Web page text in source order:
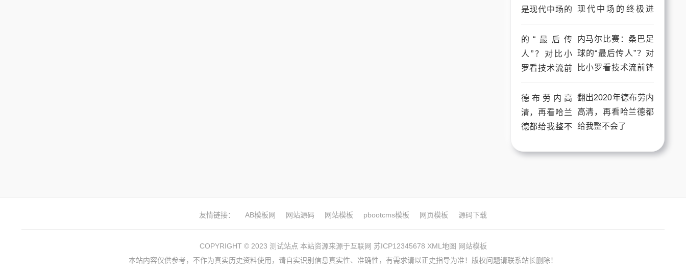
现代中场的终极进
内马尔比赛：桑巴足
球的“最后传人”？对
比小罗看技术流前锋
翻出2020年德布劳内
高清，再看哈兰德都
给我整不会了
友情链接： AB模板网 网站源码 网站模板 pbootcms模板 网页模板 源码下载
COPYRIGHT © 2023 测试站点 本站资源来源于互联网 苏ICP12345678 XML地图 网站模板
本站内容仅供参考，不作为真实历史资料使用，请自实识别信息真实性、准确性，有需求请以正史指导为准！版权问题请联系站长删除！